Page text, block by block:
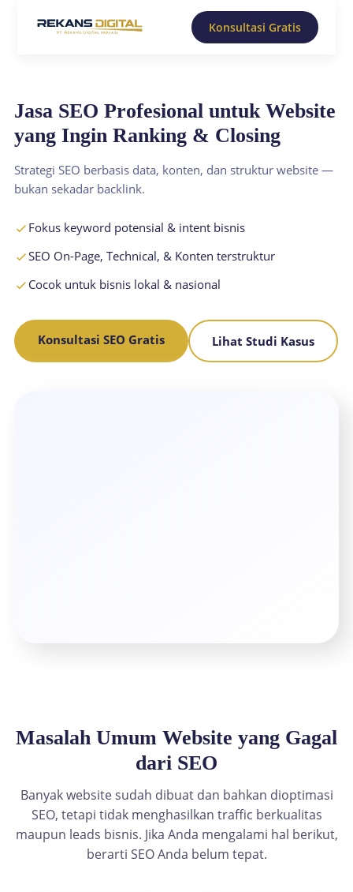
Konsultasi Gratis
Jasa SEO Profesional untuk Website
yang Ingin Ranking & Closing
Strategi SEO berbasis data, konten, dan struktur website —
bukan sekadar backlink.
Fokus keyword potensial & intent bisnis
SEO On-Page, Technical, & Konten terstruktur
Cocok untuk bisnis lokal & nasional
Konsultasi SEO Gratis Lihat Studi Kasus
Masalah Umum Website yang Gagal
dari SEO
Banyak website sudah dibuat dan bahkan dioptimasi
SEO, tetapi tidak menghasilkan traffic berkualitas
maupun leads bisnis. Jika Anda mengalami hal berikut,
berarti SEO Anda belum tepat.